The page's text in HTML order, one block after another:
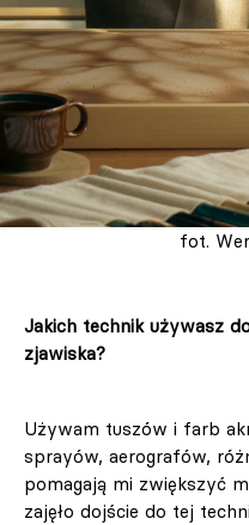
fot.
Jakich technik używasz
zjawiska?
Używam tuszów i farb
sprayów, aerografów,
pomagają mi zwiększyć
zajęło dojście do tej